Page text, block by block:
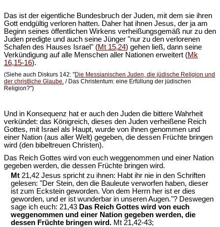
Das ist der eigentliche Bundesbruch der Juden, mit dem sie ihren
Gott endgültig verloren hatten. Daher hat ihnen Jesus, der ja am
Beginn seines öffentlichen Wirkens verheißungsgemäß nur zu den
Juden predigte und auch seine Jünger "nur zu den verlorenen
Schafen des Hauses Israel" (Mt 15,24) gehen ließ, dann seine
Verkündigung auf alle Menschen aller Nationen erweitert (Mk
16,15-16).
(Siehe auch Diskurs 142: "Die Messianischen Juden, die jüdische Religion und
der christliche Glaube. / Das Christentum: eine Erfüllung der jüdischen
Religion?")
Und in Konsequenz hat er auch den Juden die bittere Wahrheit
verkündet: das Königreich, dieses den Juden verheißene Reich
Gottes, mit Israel als Haupt, wurde von ihnen genommen und
einer Nation (aus aller Welt) gegeben, die dessen Früchte bringen
wird (den bibeltreuen Christen).
Das Reich Gottes wird von euch weggenommen und einer Nation
gegeben werden, die dessen Früchte bringen wird.
Mt 21,42 Jesus spricht zu ihnen: Habt ihr nie in den Schriften
gelesen: "Der Stein, den die Bauleute verworfen haben, dieser
ist zum Eckstein geworden. Von dem Herrn her ist er dies
geworden, und er ist wunderbar in unseren Augen."? Deswegen
sage ich euch: 21,43 Das Reich Gottes wird von euch
weggenommen und einer Nation gegeben werden, die
dessen Früchte bringen wird. Mt 21,42-43;